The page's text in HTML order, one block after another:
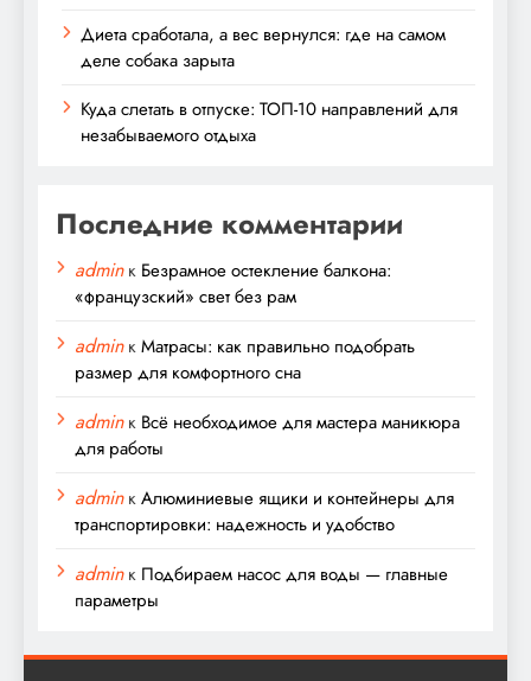
Диета сработала, а вес вернулся: где на самом
деле собака зарыта
Куда слетать в отпуске: ТОП-10 направлений для
незабываемого отдыха
Последние комментарии
adminк Безрамное остекление балкона:
«французский» свет без рам
adminкМатрасы: как правильно подобрать
размер для комфортного сна
adminк Всё необходимое для мастера маникюра
для работы
adminкАлюминиевые ящики и контейнеры для
транспортировки: надежность и удобство
adminк Подбираем насос для воды — главные
параметры